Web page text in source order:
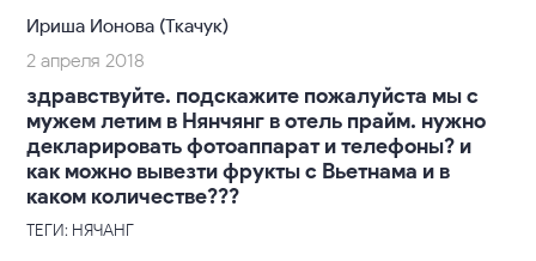
Ириша Ионова (Ткачук)
2 апреля 2018
здравствуйте. подскажите пожалуйста мы с
мужем летим в Нянчянг в отель прайм. нужно
декларировать фотоаппарат и телефоны? и
как можно вывезти фрукты с Вьетнама и в
каком количестве???
ТЕГИ: НЯЧАНГ